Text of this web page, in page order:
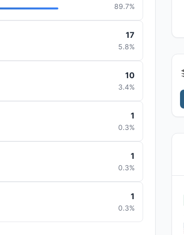
89.7%
17
5.8%
10
3.4%
1
0.3%
1
0.3%
1
0.3%